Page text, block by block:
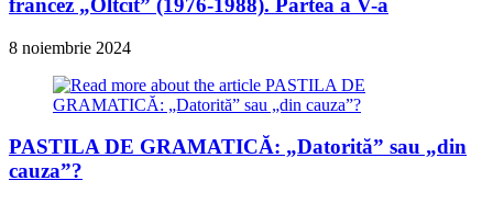
francez „Oltcit” (1976-1988). Partea a V-a
8 noiembrie 2024
PASTILA DE GRAMATICĂ: „Datorită” sau „din
cauza”?